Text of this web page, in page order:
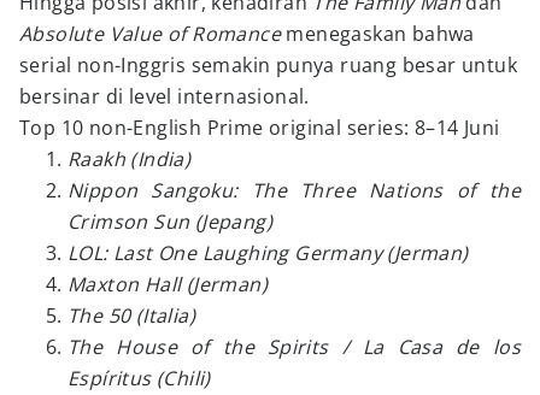
Absolute Value of Romancemenegaskan bahwa
serial non-Inggris semakin punya ruang besar untuk
bersinar di level internasional.
Top 10 non-English Prime original series: 8–14 Juni
Raakh (India)
Nippon Sangoku: The Three Nations of the
Crimson Sun (Jepang)
LOL: Last One Laughing Germany (Jerman)
Maxton Hall (Jerman)
The 50 (Italia)
The House of the Spirits / La Casa de los
Espíritus (Chili)